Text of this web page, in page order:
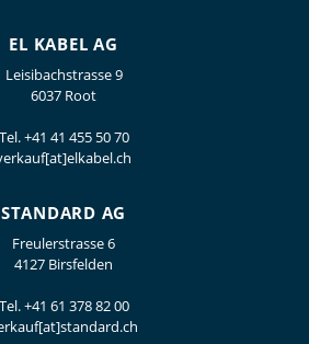
EL KABEL AG
Leisibachstrasse 9
6037 Root
Tel.+41 41 455 50 70
STANDARD AG
Freulerstrasse 6
4127 Birsfelden
Tel.+41 61 378 82 00